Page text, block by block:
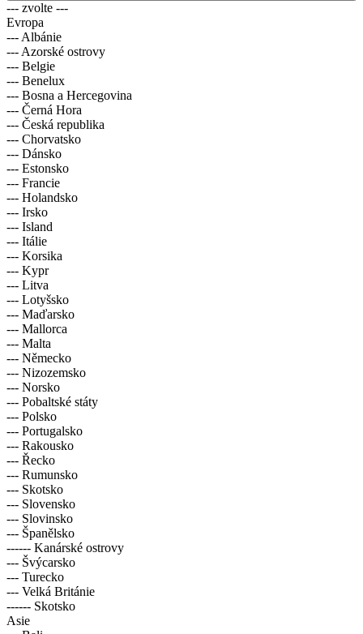
--- zvolte ---
Evropa
--- Albánie
--- Azorské ostrovy
--- Belgie
--- Benelux
--- Bosna a Hercegovina
--- Černá Hora
--- Česká republika
--- Chorvatsko
--- Dánsko
--- Estonsko
--- Francie
--- Holandsko
--- Irsko
--- Island
--- Itálie
--- Korsika
--- Kypr
--- Litva
--- Lotyšsko
--- Maďarsko
--- Mallorca
--- Malta
--- Německo
--- Nizozemsko
--- Norsko
--- Pobaltské státy
--- Polsko
--- Portugalsko
--- Rakousko
--- Řecko
--- Rumunsko
--- Skotsko
--- Slovensko
--- Slovinsko
--- Španělsko
------ Kanárské ostrovy
--- Švýcarsko
--- Turecko
--- Velká Británie
------ Skotsko
Asie